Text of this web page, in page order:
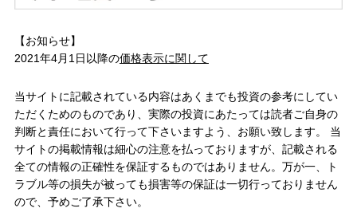
【お知らせ】
2021年4月1日以降の価格表示に関して
当サイトに記載されている内容はあくまでも投資の参考にしてい
ただくためのものであり、実際の投資にあたっては読者ご自身の
判断と責任において行って下さいますよう、お願い致します。 当
サイトの掲載情報は細心の注意を払っておりますが、記載される
全ての情報の正確性を保証するものではありません。万が一、ト
ラブル等の損失が被っても損害等の保証は一切行っておりません
ので、予めご了承下さい。